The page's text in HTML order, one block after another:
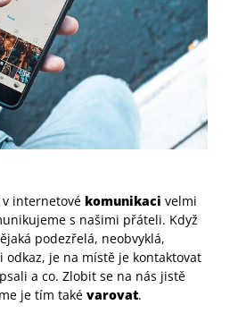
internetové komunikaci velmi
s našimi přáteli. Když
podezřelá, neobvyklá,
odkaz, je na místě je kontaktovat
a co. Zlobit se na nás jistě
je tím také varovat.